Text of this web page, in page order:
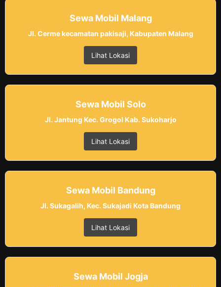
Sewa Mobil Malang
Jl. Cerme kecamatan pakisaji, Kabupaten Malang
Lihat Lokasi
Sewa Mobil Solo
Jl. Jantung Kec. Grogol Kab. Sukoharjo
Lihat Lokasi
Sewa Mobil Bandung
Jl. Sukagalih, Kec. Sukajadi Kota Bandung
Lihat Lokasi
Sewa Mobil Jogja